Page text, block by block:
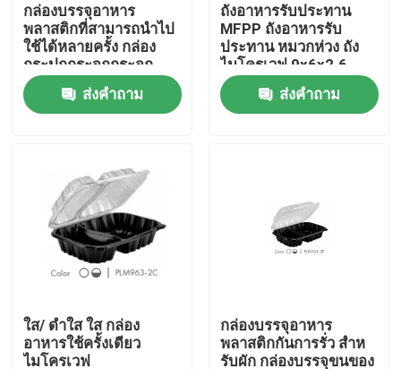
เกี่ยวกับเรา
ทัวร์โรงงาน
ติดต่อเรา
ข่าว
ถ้วยพลาสติกทิ้ง
กล่องบรรจุอาหาร
พลาสติกที่สามารถนําไป
ใช้ได้หลายครั้ง กล่อง
กระปุกกระจกกระจก
กระจกกระจกกระจก
กระจกกระจกกระจก
กระจกกระจกกระจก
กระจกกระจกกระจก
กระจกกระจกกระจก
กระจกกระจกกระจก
กระจกกระจกกระจก
กระจกกระจกกระจก
กระจกกระจกกระจก
กระจกกระจกกระจก
กระจกกระจกกระจก
กระจกกระจกกระจก
กระจกกระจกกระจก
ส่งคำถาม
ถังอาหารรับประทาน
MFPP ถังอาหารรับ
ประทาน หมวกห่วง ถัง
ไมโครเวฟ 9x6x2.6
ส่งคำถาม
ใส/ ดําใส ใส กล่อง
อาหารใช้ครั้งเดียว
ไมโครเวฟ
กล่องบรรจุอาหาร
พลาสติกกันการรั่ว สําห
รับผัก กล่องบรรจุขนของ